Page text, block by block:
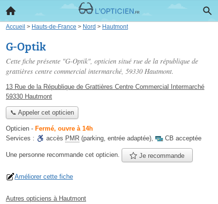
Accueil > Hauts-de-France > Nord > Hautmont
G-Optik
Cette fiche présente "G-Optik", opticien situé rue de la république de
grattières centre commercial intermarché, 59330 Hautmont.
13 Rue de la République de Grattières Centre Commercial Intermarché
59330 Hautmont
📞 Appeler cet opticien
Opticien - Fermé, ouvre à 14h
Services :
accès PMR (parking, entrée adaptée), CB acceptée
Une personne recommande cet opticien. Je recommande
Améliorer cette fiche
Autres opticiens à Hautmont